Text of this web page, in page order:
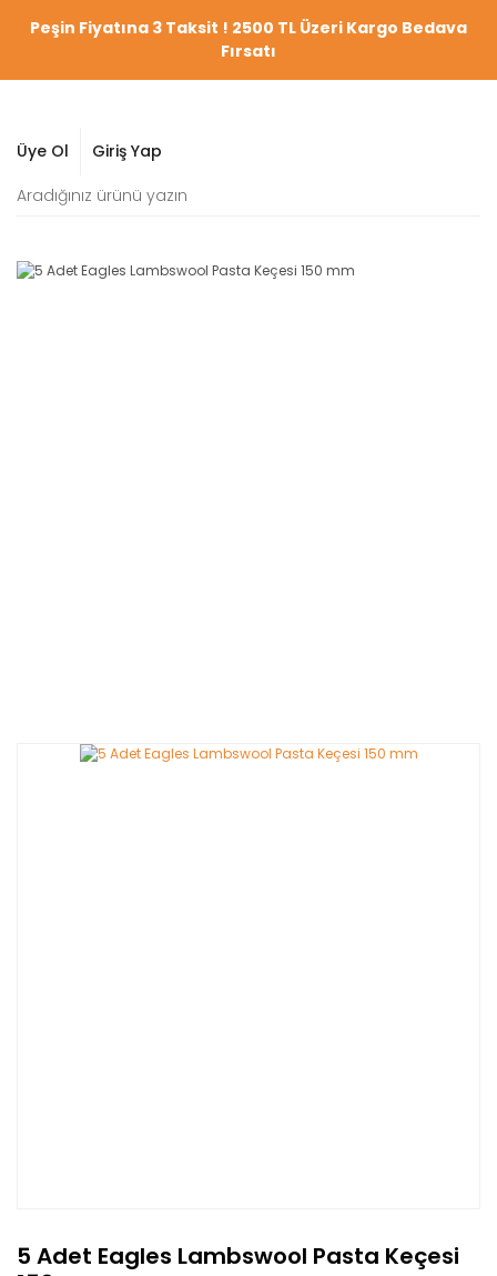
Peşin Fiyatına 3 Taksit ! 2500 TL Üzeri Kargo Bedava
Fırsatı
Üye Ol Giriş Yap
5 Adet Eagles Lambswool Pasta Keçesi